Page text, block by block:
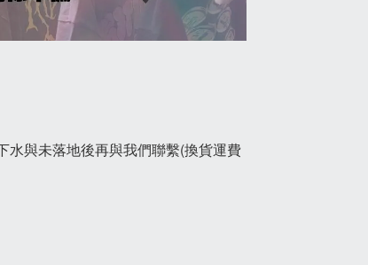
水與未落地後再與我們聯繫(換貨運費